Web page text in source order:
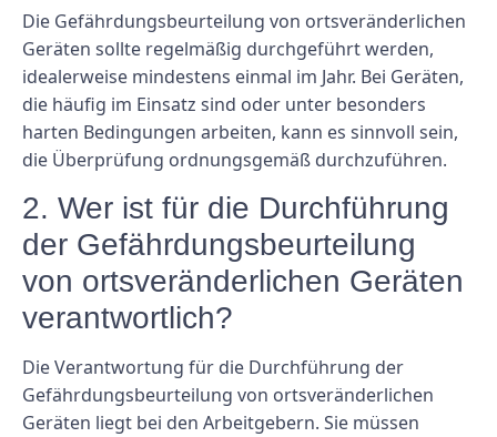
Die Gefährdungsbeurteilung von ortsveränderlichen
Geräten sollte regelmäßig durchgeführt werden,
idealerweise mindestens einmal im Jahr. Bei Geräten,
die häufig im Einsatz sind oder unter besonders
harten Bedingungen arbeiten, kann es sinnvoll sein,
die Überprüfung ordnungsgemäß durchzuführen.
2. Wer ist für die Durchführung
der Gefährdungsbeurteilung
von ortsveränderlichen Geräten
verantwortlich?
Die Verantwortung für die Durchführung der
Gefährdungsbeurteilung von ortsveränderlichen
Geräten liegt bei den Arbeitgebern. Sie müssen